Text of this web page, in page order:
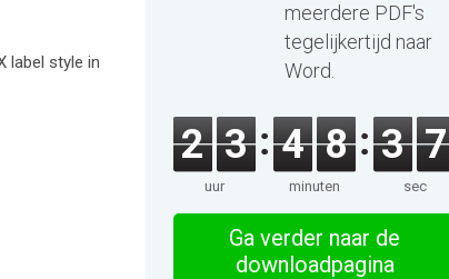
label style in
meerdere PDF's
tegelijkertijd naar
Word.
2 3
uur
4 8
minuten
3 6
sec
Ga verder naar de
downloadpagina